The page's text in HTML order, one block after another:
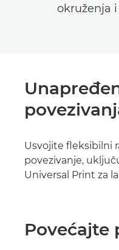
okruženja
Usvojite fleksibilni
povezivanje,
Universal Print za
Povećajte